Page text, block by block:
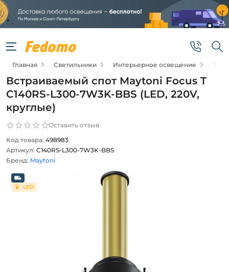
Главная Светильники Интерьерное освещение
Встраиваемый спот Maytoni Focus T
C140RS-L300-7W3K-BBS (LED, 220V,
круглые)
Оставить отзыв
Код товара: 498983
Артикул: C140RS-L300-7W3K-BBS
Бренд: Maytoni